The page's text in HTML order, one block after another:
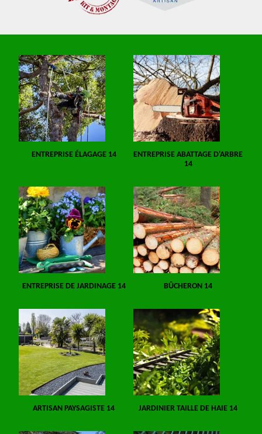
ENTREPRISE ÉLAGAGE 14
ENTREPRISE ABATTAGE D'ARBRE
14
ENTREPRISE DE JARDINAGE 14 BÛCHERON 14
ARTISAN PAYSAGISTE 14 JARDINIER TAILLE DE HAIE 14